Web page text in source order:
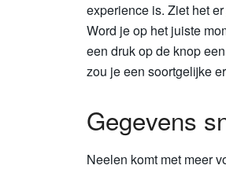
experience is. Ziet het
Word je op het juiste
een druk op de knop
zou je een soortgelijke
Gegevens
Neelen komt met meer